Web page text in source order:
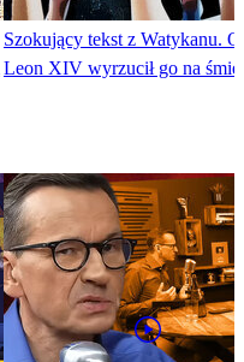
Szokujący tekst z Watykanu.
Leon XIV wyrzucił go na